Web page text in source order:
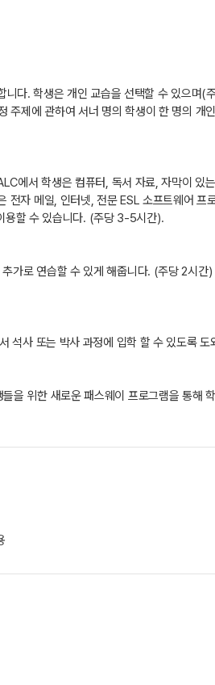
다. 학생은 개인 교습을 선택할 수 있으며
제에 관하여 서너 명의 학생이 한 명의 개
에서 학생은 컴퓨터, 독서 자료, 자막이 있
자 메일, 인터넷, 전문 ESL 소프트웨어
용할 수 있습니다. (주당 3-5시간).
가로 연습할 수 있게 해줍니다. (주당 2시간)
석사 또는 박사 과정에 입학 할 수 있도록
을 위한 새로운 패스웨이 프로그램을 통해